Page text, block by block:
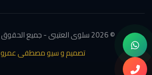
© 2026 سلوى العتيبى - جميع الحقوق محفوظة
تصميم و سيو مصطفى عمرو